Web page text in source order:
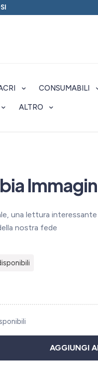
CONSUMABILI
ALTRO
una lettura
nostra fede
AGGIUNGI